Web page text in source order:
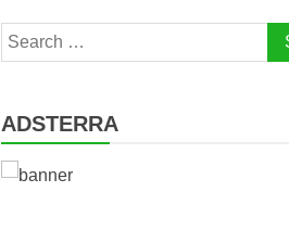
Search
for:
ADSTERRA